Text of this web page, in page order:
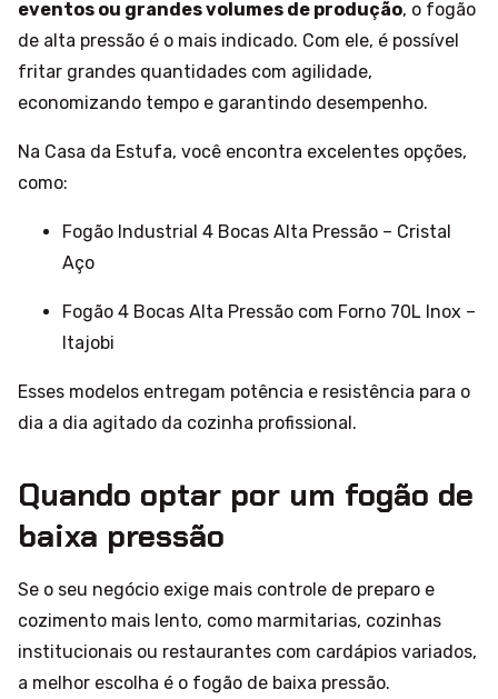
eventos ou grandes volumes de produção, o fogão
de alta pressão é o mais indicado. Com ele, é possível
fritar grandes quantidades com agilidade,
economizando tempo e garantindo desempenho.
Na Casa da Estufa, você encontra excelentes opções,
como:
Fogão Industrial 4 Bocas Alta Pressão – Cristal
Aço
Fogão 4 Bocas Alta Pressão com Forno 70L Inox –
Itajobi
Esses modelos entregam potência e resistência para o
dia a dia agitado da cozinha profissional.
Quando optar por um fogão de
baixa pressão
Se o seu negócio exige mais controle de preparo e
cozimento mais lento, como marmitarias, cozinhas
institucionais ou restaurantes com cardápios variados,
a melhor escolha é o fogão de baixa pressão.